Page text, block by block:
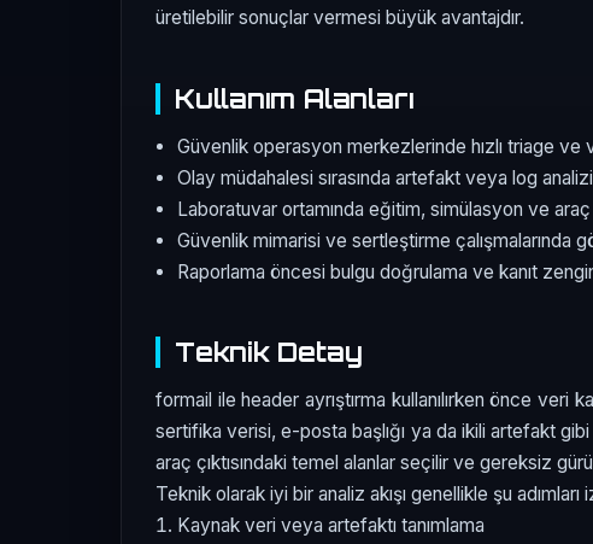
üretilebilir sonuçlar vermesi büyük avantajdır.
Kullanım Alanları
Güvenlik operasyon merkezlerinde hızlı triage ve
Olay müdahalesi sırasında artefakt veya log analizi
Laboratuvar ortamında eğitim, simülasyon ve araç
Güvenlik mimarisi ve sertleştirme çalışmalarında
Raporlama öncesi bulgu doğrulama ve kanıt
Teknik Detay
formail ile header ayrıştırma kullanılırken önce
sertifika verisi, e-posta başlığı ya da ikili artefakt gibi
araç çıktısındaki temel alanlar seçilir ve gereksiz
Teknik olarak iyi bir analiz akışı genellikle şu adımları
Kaynak veri veya artefaktı tanımlama